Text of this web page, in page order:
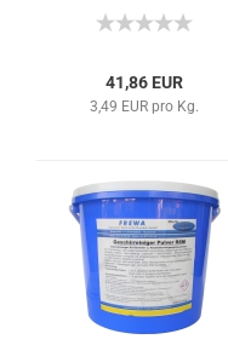
41,86 EUR
3,49 EUR pro Kg.